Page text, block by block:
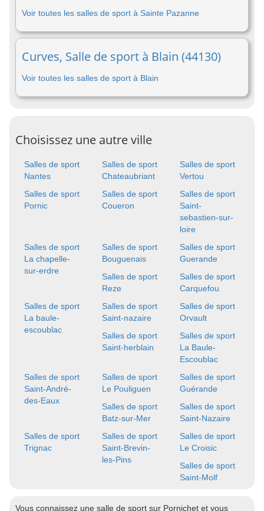
Voir toutes les salles de sport à Sainte Pazanne
Curves, Salle de sport à Blain (44130)
Voir toutes les salles de sport à Blain
Choisissez une autre ville
Salles de sport
Nantes
Salles de sport
Chateaubriant
Salles de sport
Vertou
Salles de sport
Pornic
Salles de sport
Coueron
Salles de sport
Saint-
sebastien-sur-
loire
Salles de sport
La chapelle-
sur-erdre
Salles de sport
Bouguenais
Salles de sport
Guerande
Salles de sport
Reze
Salles de sport
Carquefou
Salles de sport
La baule-
escoublac
Salles de sport
Saint-nazaire
Salles de sport
Orvault
Salles de sport
Saint-herblain
Salles de sport
La Baule-
Escoublac
Salles de sport
Saint-André-
des-Eaux
Salles de sport
Le Pouliguen
Salles de sport
Guérande
Salles de sport
Batz-sur-Mer
Salles de sport
Saint-Nazaire
Salles de sport
Trignac
Salles de sport
Saint-Brevin-
les-Pins
Salles de sport
Le Croisic
Salles de sport
Saint-Molf
Vous connaissez une salle de sport sur Pornichet et vous